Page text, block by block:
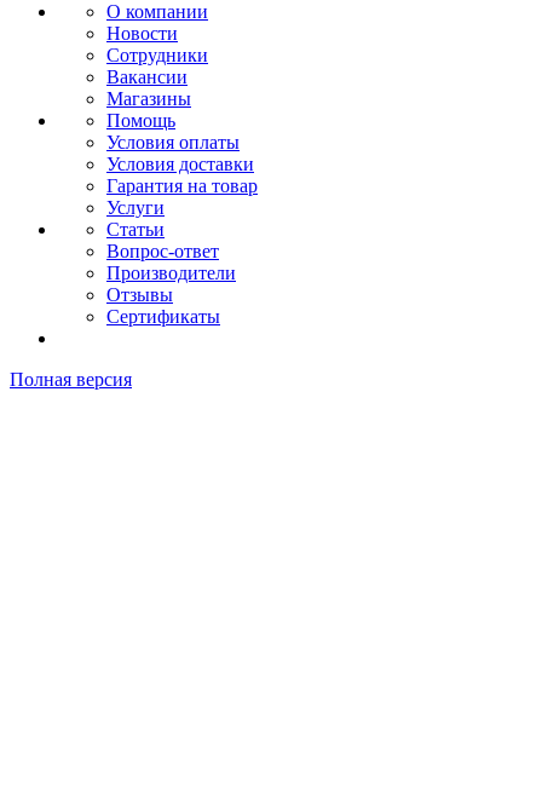
О компании
Новости
Сотрудники
Вакансии
Магазины
Помощь
Условия оплаты
Условия доставки
Гарантия на товар
Услуги
Статьи
Вопрос-ответ
Производители
Отзывы
Сертификаты
Полная версия